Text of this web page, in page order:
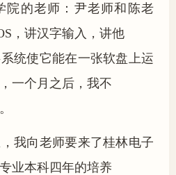
院的老师：尹老师和陈老
，讲汉字输入，讲他
统使它能在一张软盘上运
一个月之后，我不
我向老师要来了桂林电子
业本科四年的培养